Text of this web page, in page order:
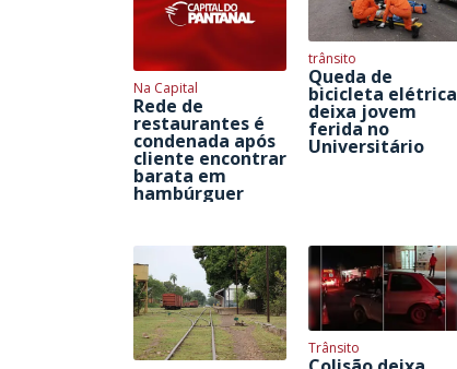
Na Capital
Rede de
restaurantes é
condenada após
cliente encontrar
barata em
hambúrguer
trânsito
Queda de
bicicleta elétrica
deixa jovem
ferida no
Universitário
Trânsito